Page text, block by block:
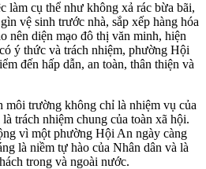
làm cụ thể như không xả rác bừa bãi,
vệ sinh trước nhà, sắp xếp hàng hóa
nên diện mạo đô thị văn minh, hiện
ý thức và trách nhiệm, phường Hội
đến hấp dẫn, an toàn, thân thiện và
trường không chỉ là nhiệm vụ của
trách nhiệm chung của toàn xã hội.
vì một phường Hội An ngày càng
là niềm tự hào của Nhân dân và là
trong và ngoài nước.